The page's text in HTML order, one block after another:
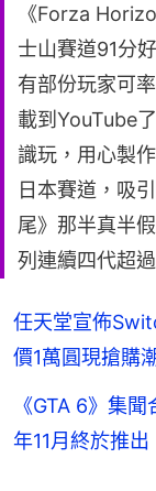
《Forza
士山賽道91分
有部份玩家可
載到YouTube
識玩，用心製
日本賽道，吸
尾》那半真半
列連續四代超
任天堂宣佈
價1萬圓現搶購
《GTA 6》集
年11月終於推出